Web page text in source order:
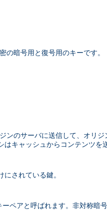
の暗号用と復号用のキーです。
のサーバに送信して、オリ
キャッシュからコンテンツを
されている鍵。
ペアと呼ばれます。非対称暗号